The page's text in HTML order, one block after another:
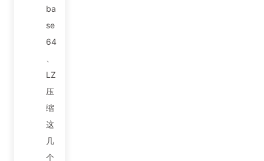
ba
se
64
LZ
压
缩
这
几
个